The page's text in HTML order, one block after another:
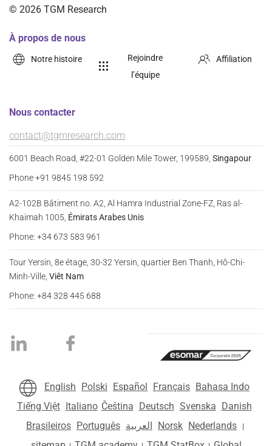
© 2026 TGM Research
À propos de nous
Notre histoire
Rejoindre
l’équipe
Affiliation
Nous contacter
contact@tgmresearch.com
6001 Beach Road, #22-01 Golden Mile Tower, 199589, Singapour
Phone +91 9845 198 592
A2-102B Bâtiment no. A2, Al Hamra Industrial Zone-FZ, Ras al-
Khaimah 1005, Émirats Arabes Unis
Phone: +34 673 583 961
Tour Yersin, 8e étage, 30-32 Yersin, quartier Ben Thanh, Hô-Chi-
Minh-Ville, Viêt Nam
Phone: +84 328 445 688
English Polski Español Français Bahasa Indo
Tiếng Việt
Italiano Čeština Deutsch Svenska
Danish
Brasileiros Português العربية Norsk Nederlands